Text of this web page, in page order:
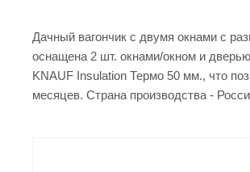
Дачный вагончик с двумя окнами с
оснащена 2 шт. окнами/окном и
KNAUF Insulation Термо 50 мм., что
месяцев. Страна производства -